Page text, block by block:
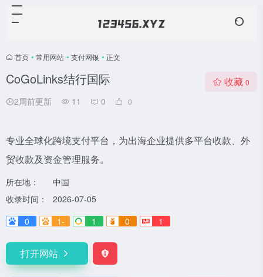
首页 • 常用网站 • 支付网银 • 正文
CoGoLinks结行国际
2周前更新 11 0 0
收藏 0
专业全球化跨境支付平台，为出海企业提供多平台收款、外
贸收款及资金管理服务。
所在地：
中国
收录时间：
2026-07-05
0
1- 1 0 1
打开网站